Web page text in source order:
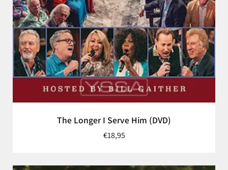
The Longer I Serve Him (DVD)
€18,95